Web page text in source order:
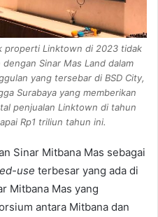
properti Linktown di 2023 tidak
Sinar Mas Land dalam
yang tersebar di BSD City,
Surabaya yang memberikan
penjualan Linktown di tahun
Rp1 triliun tahun ini.
Sinar Mitbana Mas sebagai
use terbesar yang ada di
Mitbana Mas yang
antara Mitbana dan